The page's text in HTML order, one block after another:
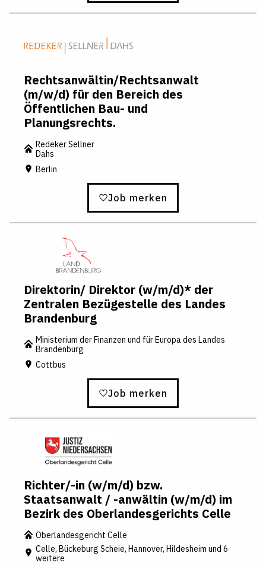
Rechtsanwältin/Rechtsanwalt
(m/w/d) für den Bereich des
Öffentlichen Bau- und
Planungsrechts.
Redeker Sellner
Dahs
Berlin
Job merken
Direktorin/ Direktor (w/m/d)* der
Zentralen Bezügestelle des Landes
Brandenburg
Ministerium der Finanzen und für Europa des Landes
Brandenburg
Cottbus
Job merken
Richter/-in (w/m/d) bzw.
Staatsanwalt / -anwältin (w/m/d) im
Bezirk des Oberlandesgerichts Celle
Oberlandesgericht Celle
Celle, Bückeburg Scheie, Hannover, Hildesheim und 6
weitere